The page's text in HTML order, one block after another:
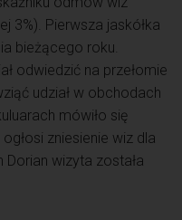
3%). Pierwsza jaskółka
bieżącego roku.
odwiedzić na przełomie
udział w obchodach
mówiło się
zniesienie wiz dla
Dorian wizyta została